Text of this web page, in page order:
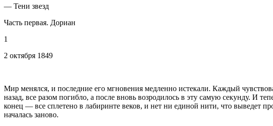
— Тени звезд
Часть первая. Дориан
1
2 октября 1849
Мир менялся, и последние его мгновения медленно истекали. Каждый
назад, все разом погибло, а после вновь возродилось в эту самую секунду. И
конец — все сплетено в лабиринте веков, и нет ни единой нити, что выведет
началась заново.